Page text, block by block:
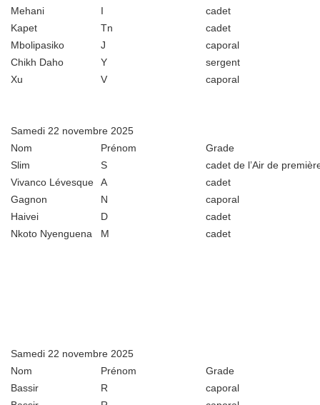
Mehani
I
cadet
Kapet
Tn
cadet
Mbolipasiko
J
caporal
Chikh Daho
Y
sergent
Xu
V caporal
Samedi 22 novembre 2025
Nom
Prénom
Grade
Slim
S
cadet de l’Air de
Vivanco Lévesque
A
cadet
Gagnon
N
caporal
Haivei
D
cadet
Nkoto Nyenguena
M cadet
Samedi 22 novembre 2025
Nom
Prénom
Grade
Bassir
R
caporal